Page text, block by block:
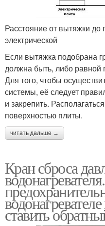
Расстояние от вытяжки до
электрической
Если вытяжка подобрана
должна быть, либо равной
Для того, чтобы
системы, её следует
и закрепить.
поверхностью плиты.
читать дальше →
Кран сброса
ставить